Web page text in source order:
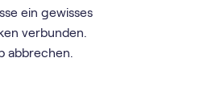
ein gewisses
verbunden.
abbrechen.